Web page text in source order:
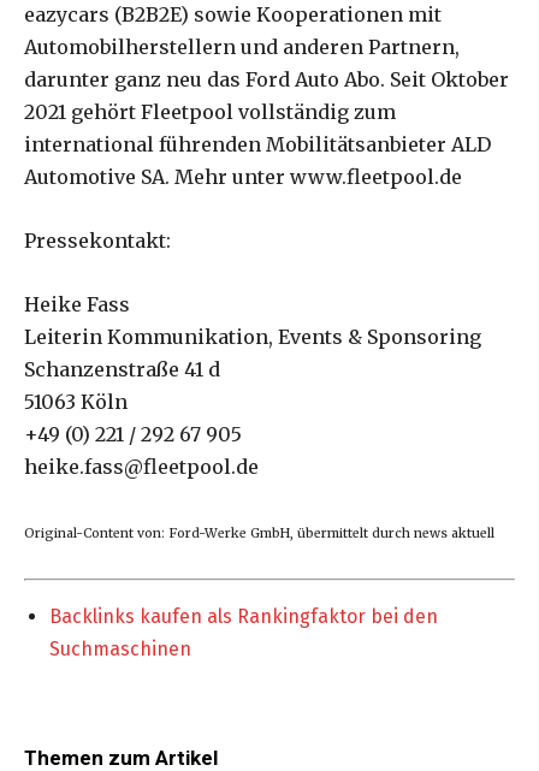
eazycars (B2B2E) sowie Kooperationen mit
Automobilherstellern und anderen Partnern,
darunter ganz neu das Ford Auto Abo. Seit Oktober
2021 gehört Fleetpool vollständig zum
international führenden Mobilitätsanbieter ALD
Automotive SA. Mehr unter www.fleetpool.de
Pressekontakt:
Heike Fass
Leiterin Kommunikation, Events & Sponsoring
Schanzenstraße 41 d
51063 Köln
+49 (0) 221 / 292 67 905
heike.fass@fleetpool.de
Original-Content von: Ford-Werke GmbH, übermittelt durch news aktuell
Backlinks kaufen als Rankingfaktor bei den
Suchmaschinen
Themen zum Artikel